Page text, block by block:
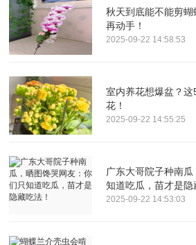
秋天到底能不能剪
再动手！
2025-09-22 14:58:53
室内养花想爆盆？
花！
2025-09-22 14:55:25
广东大哥院子种南
知道吃瓜，苗才是隐
2025-09-22 14:53:03